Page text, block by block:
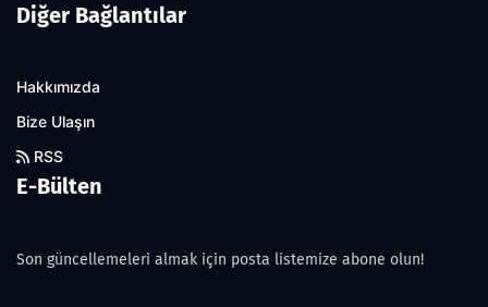
Diğer Bağlantılar
Hakkımızda
Bize Ulaşın
RSS
E-Bülten
Son güncellemeleri almak için posta listemize abone olun!